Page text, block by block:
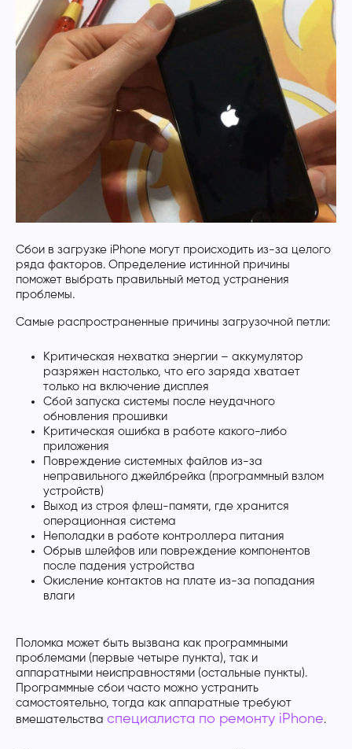
Сбои в загрузке iPhone могут происходить из-за целого
ряда факторов. Определение истинной причины
поможет выбрать правильный метод устранения
проблемы.
Самые распространенные причины загрузочной петли:
Критическая нехватка энергии – аккумулятор
разряжен настолько, что его заряда хватает
только на включение дисплея
Сбой запуска системы после неудачного
обновления прошивки
Критическая ошибка в работе какого-либо
приложения
Повреждение системных файлов из-за
неправильного джейлбрейка (программный взлом
устройств)
Выход из строя флеш-памяти, где хранится
операционная система
Неполадки в работе контроллера питания
Обрыв шлейфов или повреждение компонентов
после падения устройства
Окисление контактов на плате из-за попадания
влаги
Поломка может быть вызвана как программными
проблемами (первые четыре пункта), так и
аппаратными неисправностями (остальные пункты).
Программные сбои часто можно устранить
самостоятельно, тогда как аппаратные требуют
вмешательства специалиста по ремонту iPhone.